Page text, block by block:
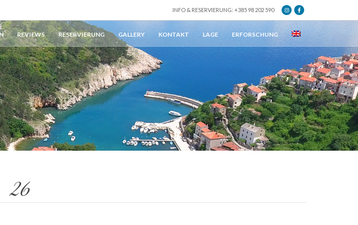
INFO & RESERVIERUNG: +385 98 202 590
REVIEWS RESERVIERUNG GALLERY KONTAKT LAGE ERFORSCHUNG
26